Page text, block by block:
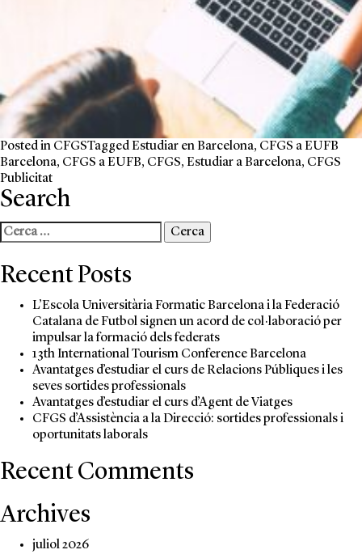
Posted in CFGSTaggedEstudiar en Barcelona, CFGS a EUFB
Barcelona, CFGS a EUFB, CFGS, Estudiar a Barcelona, CFGS
Publicitat
Search
Cerca:
Recent Posts
L’Escola Universitària Formatic Barcelona i la Federació
Catalana de Futbol signen un acord de col·laboració per
impulsar la formació dels federats
13th International Tourism Conference Barcelona
Avantatges d’estudiar el curs de Relacions Públiques i les
seves sortides professionals
Avantatges d’estudiar el curs d’Agent de Viatges
CFGS d’Assistència a la Direcció: sortides professionals i
oportunitats laborals
Recent Comments
Archives
juliol 2026